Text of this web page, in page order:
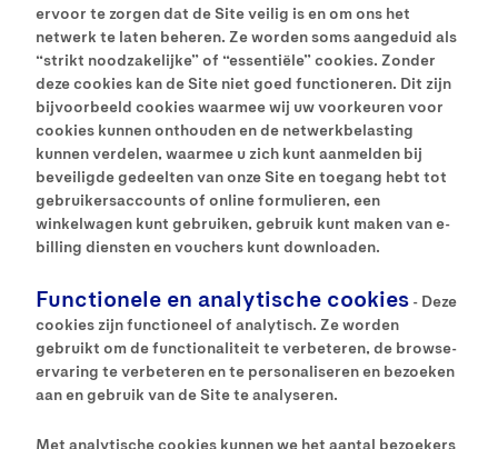
ervoor te zorgen dat de Site veilig is en om ons het
netwerk te laten beheren. Ze worden soms aangeduid als
“strikt noodzakelijke” of “essentiële” cookies. Zonder
deze cookies kan de Site niet goed functioneren. Dit zijn
bijvoorbeeld cookies waarmee wij uw voorkeuren voor
cookies kunnen onthouden en de netwerkbelasting
kunnen verdelen, waarmee u zich kunt aanmelden bij
beveiligde gedeelten van onze Site en toegang hebt tot
gebruikersaccounts of online formulieren, een
winkelwagen kunt gebruiken, gebruik kunt maken van e-
billing diensten en vouchers kunt downloaden.
Functionele en analytische cookies - Deze
cookies zijn functioneel of analytisch. Ze worden
gebruikt om de functionaliteit te verbeteren, de browse-
ervaring te verbeteren en te personaliseren en bezoeken
aan en gebruik van de Site te analyseren.
Met analytische cookies kunnen we het aantal bezoekers